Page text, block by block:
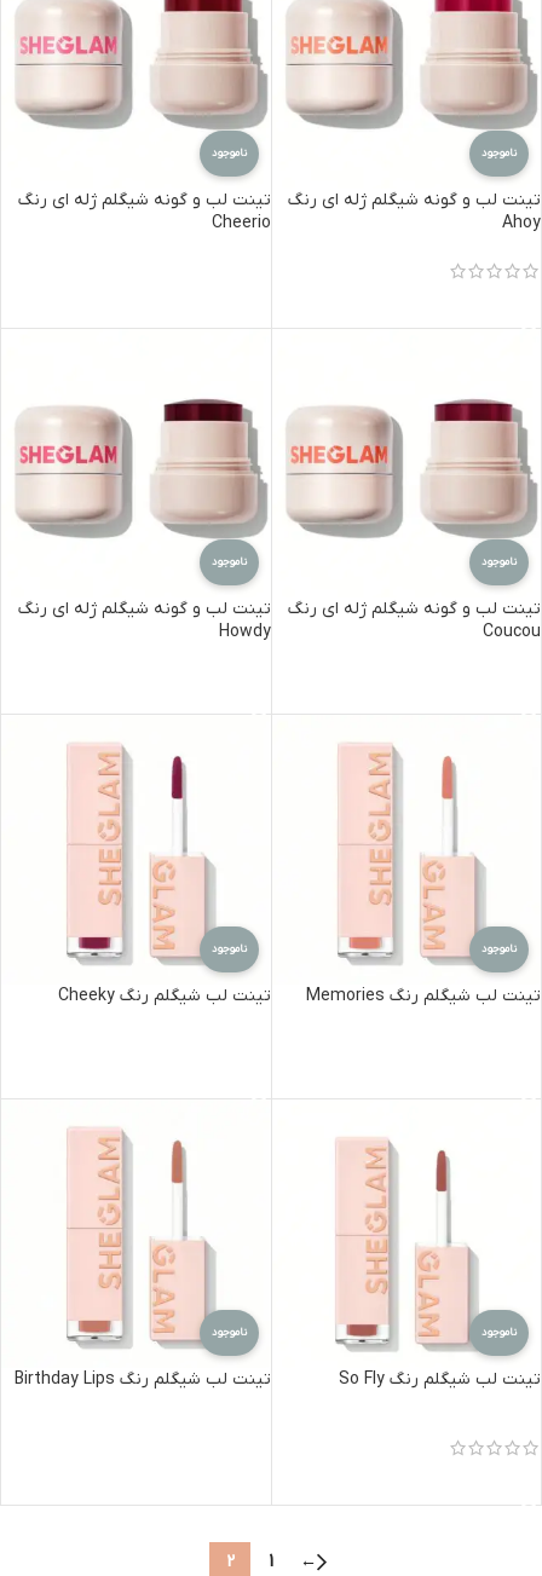
ناموجود
تینت لب و گونه شیگلم ژله ای رنگ
Ahoy
ناموجود
تینت لب و گونه شیگلم ژله ای رنگ
Cheerio
ناموجود
تینت لب و گونه شیگلم ژله ای رنگ
Coucou
ناموجود
تینت لب و گونه شیگلم ژله ای رنگ
Howdy
ناموجود
تینت لب شیگلم رنگ Memories
ناموجود
تینت لب شیگلم رنگ Cheeky
ناموجود
تینت لب شیگلم رنگ So Fly
ناموجود
تینت لب شیگلم رنگ Birthday Lips
←
1
2